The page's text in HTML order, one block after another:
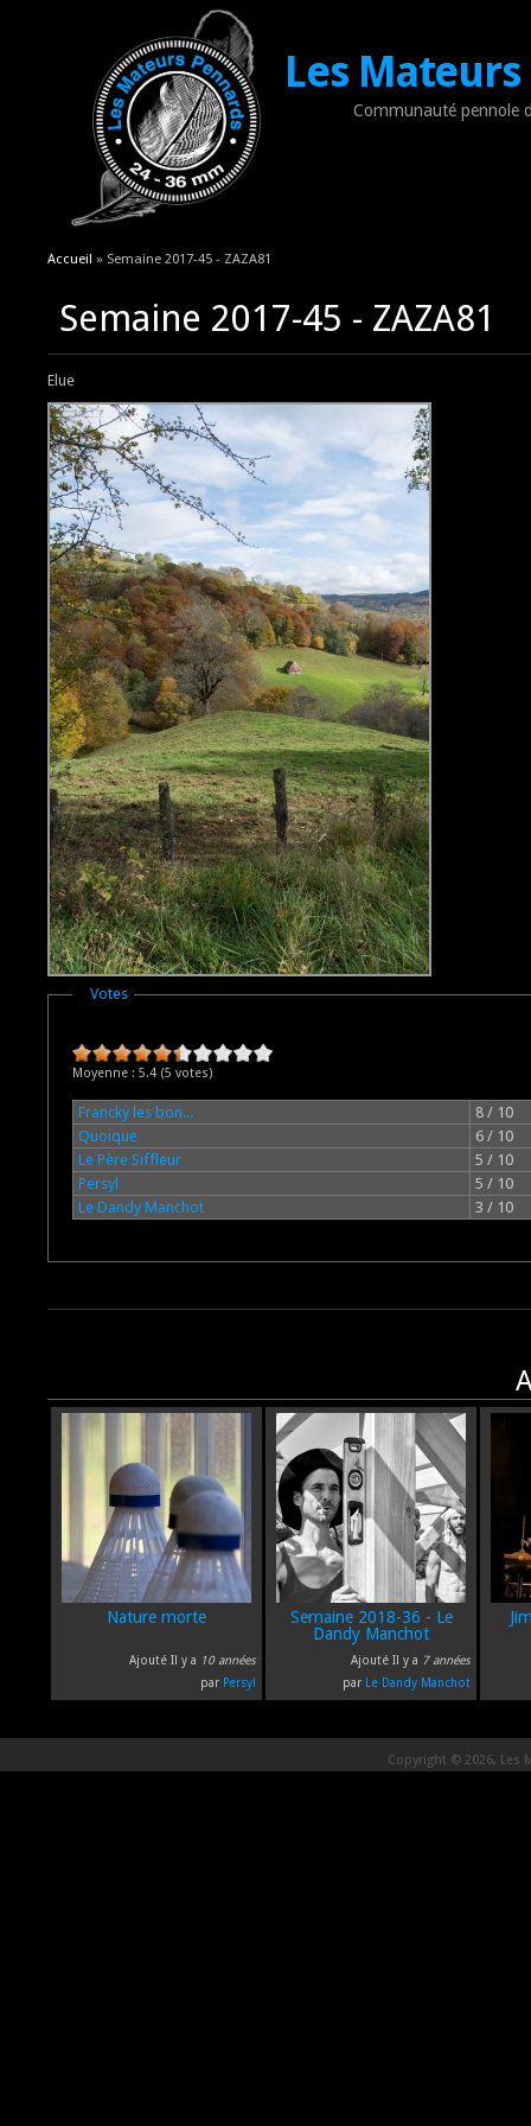
Les
Communauté pennole
Vous êtes ici
Accueil » Semaine 2017-45 - ZAZA81
Semaine 2017-45 - ZAZA81
Elue
Masquer
Votes
Moyenne : 5.4 (5 votes)
Francky les bon...
8 / 10
Quoique
6 / 10
Le Père Siffleur
5 / 10
Persyl
5 / 10
Le Dandy Manchot
3 / 10
Nature morte
Ajouté Il y a 10 années
par Persyl
Semaine 2018-36 - Le
Dandy Manchot
Ajouté Il y a 7 années
par Le Dandy Manchot
Copyright © 2026, Les